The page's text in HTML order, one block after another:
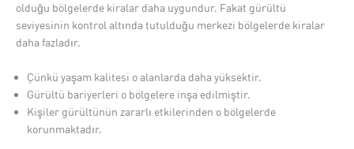
olduğu bölgelerde kiralar daha uygundur. Fakat gürültü
seviyesinin kontrol altında tutulduğu merkezi bölgelerde kiralar
daha fazladır.
Çünkü yaşam kalitesi o alanlarda daha yüksektir.
Gürültü bariyerleri o bölgelere inşa edilmiştir.
Kişiler gürültünün zararlı etkilerinden o bölgelerde
korunmaktadır.